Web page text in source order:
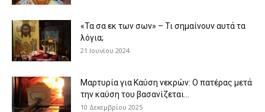
«Τα σα εκ των σων» – Τι σημαίνουν αυτά τα
λόγια;
21 Ιουνίου 2024
Μαρτυρία για Καύση νεκρών: Ο πατέρας μετά
την καύση του βασανίζεται...
10 Δεκεμβρίου 2025